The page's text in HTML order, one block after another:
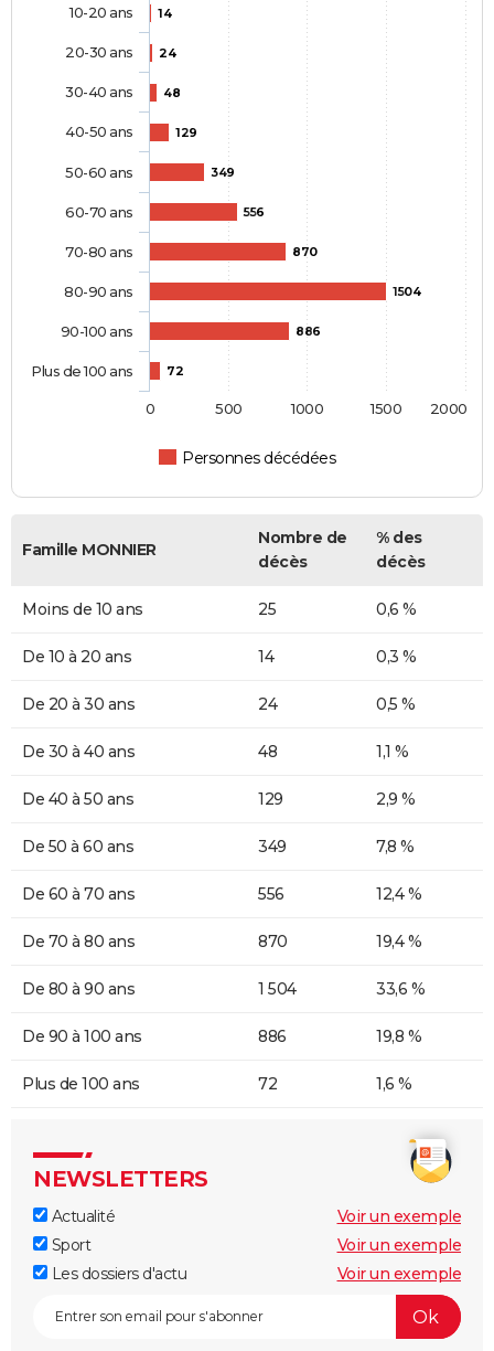
14
24
48
129
349
556
870
1504
886
72
Personnes décédées
10-20 ans
20-30 ans
30-40 ans
40-50 ans
50-60 ans
60-70 ans
70-80 ans
80-90 ans
90-100 ans
Plus de 100 ans
0 500 1000 1500 2000
Famille MONNIER
Nombre de
décès
% des
décès
Moins de 10 ans 25 0,6 %
De 10 à 20 ans 14 0,3 %
De 20 à 30 ans 24 0,5 %
De 30 à 40 ans 48 1,1 %
De 40 à 50 ans 129 2,9 %
De 50 à 60 ans 349 7,8 %
De 60 à 70 ans 556 12,4 %
De 70 à 80 ans 870 19,4 %
De 80 à 90 ans 1 504 33,6 %
De 90 à 100 ans 886 19,8 %
Plus de 100 ans 72 1,6 %
NEWSLETTERS
Actualité
Voir un exemple
Sport
Voir un exemple
Les dossiers d'actu
Voir un exemple